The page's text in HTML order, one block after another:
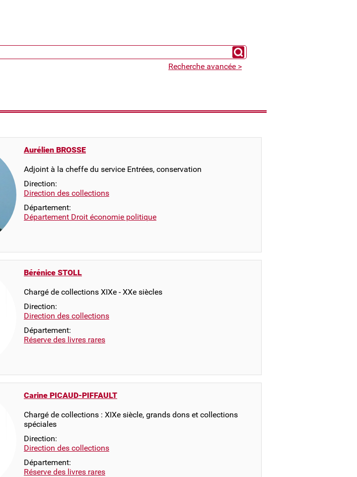
Chercher un expert
Recherche avancée >
Aurélien BROSSE
Adjoint à la cheffe du service Entrées, conservation
Direction:
Direction des collections
Département:
Département Droit économie politique
Bérénice STOLL
Chargé de collections XIXe - XXe siècles
Direction:
Direction des collections
Département:
Réserve des livres rares
Carine PICAUD-PIFFAULT
Chargé de collections : XIXe siècle, grands dons et collections
spéciales
Direction:
Direction des collections
Département:
Réserve des livres rares